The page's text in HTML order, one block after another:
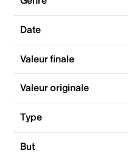
Date
Valeur finale
Valeur originale
Type
But